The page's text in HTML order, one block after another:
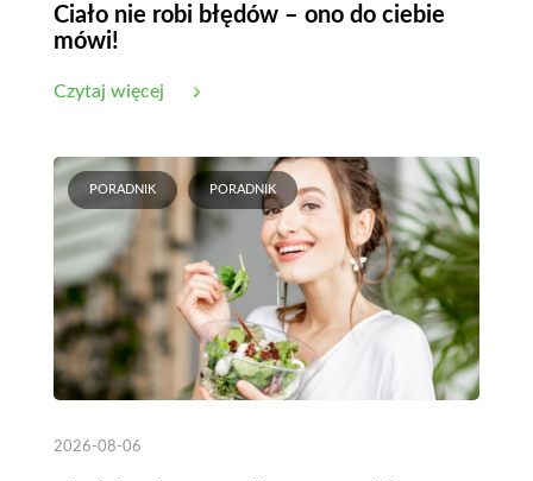
Ciało nie robi błędów – ono do ciebie
mówi!
Czytaj więcej
PORADNIK PORADNIK
2026-08-06